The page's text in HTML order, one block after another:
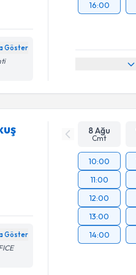
Göster
16:00
Göster
8 Ağu
Cmt
10:00
11:00
12:00
13:00
14:00